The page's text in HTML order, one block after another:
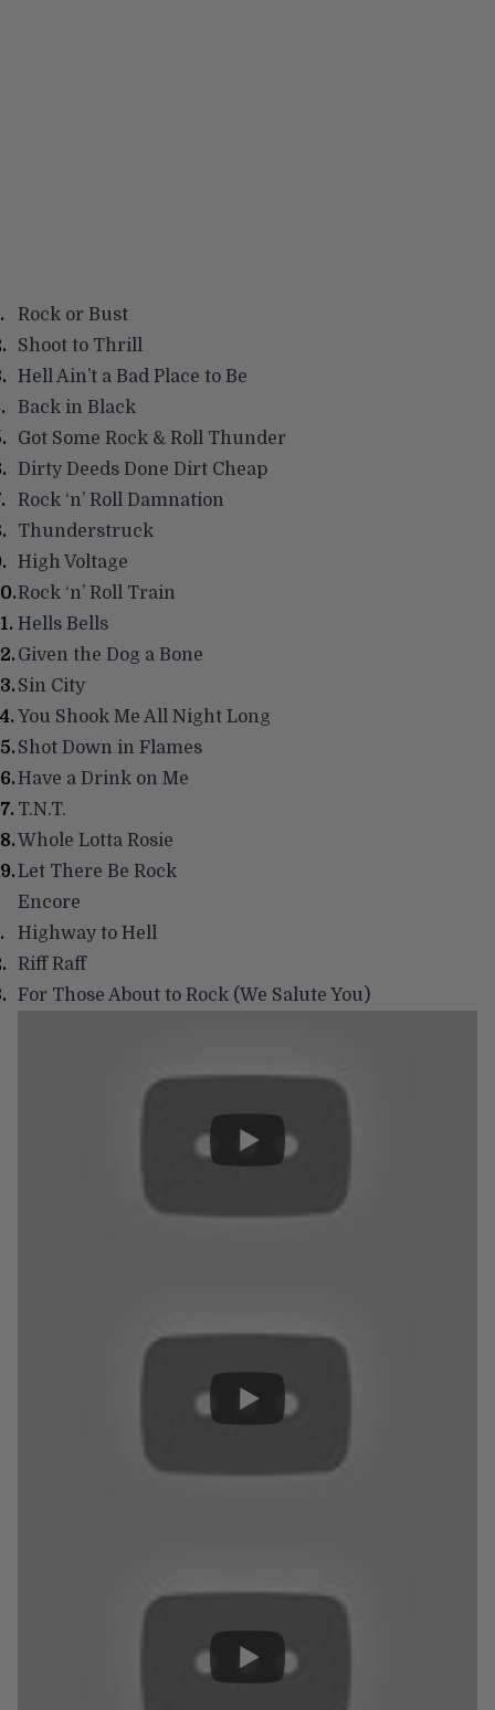
Rock or Bust
Shoot to Thrill
Hell Ain’t a Bad Place to Be
Back in Black
Got Some Rock & Roll Thunder
Dirty Deeds Done Dirt Cheap
Rock ‘n’ Roll Damnation
Thunderstruck
High Voltage
Rock ‘n’ Roll Train
Hells Bells
Given the Dog a Bone
Sin City
You Shook Me All Night Long
Shot Down in Flames
Have a Drink on Me
T.N.T.
Whole Lotta Rosie
Let There Be Rock
Encore
Highway to Hell
Riff Raff
For Those About to Rock (We Salute You)